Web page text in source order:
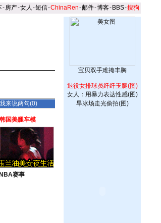
-房产-女人 -短信-ChinaRen-邮件-博客- BBS-搜狗
我来说两句(0)
韩国美腿车模
赛事
宝贝双手难掩丰胸
退役女排球员纤纤玉腿(图)
女人：用暴力表达性感(图)
旱冰场走光偷拍(图)